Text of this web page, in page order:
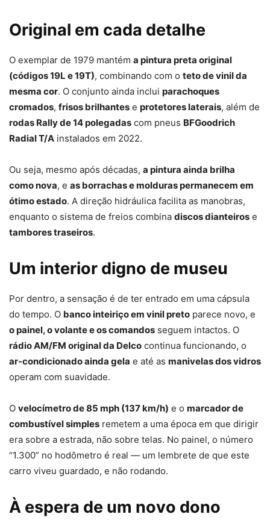
Original em cada detalhe
O exemplar de 1979 mantém a pintura preta original
(códigos 19L e 19T), combinando com o teto de vinil da
mesma cor. O conjunto ainda inclui parachoques
cromados, frisos brilhantes e protetores laterais, além de
rodas Rally de 14 polegadas com pneus BFGoodrich
Radial T/A instalados em 2022.
Ou seja, mesmo após décadas, a pintura ainda brilha
como nova, e as borrachas e molduras permanecem em
ótimo estado. A direção hidráulica facilita as manobras,
enquanto o sistema de freios combina discos dianteiros e
tambores traseiros.
Um interior digno de museu
Por dentro, a sensação é de ter entrado em uma cápsula
do tempo. O banco inteiriço em vinil preto parece novo, e
o painel, o volante e os comandos seguem intactos. O
rádio AM/FM original da Delco continua funcionando, o
ar-condicionado ainda gela e até as manivelas dos vidros
operam com suavidade.
O velocímetro de 85 mph (137 km/h) e o marcador de
combustível simples remetem a uma época em que dirigir
era sobre a estrada, não sobre telas. No painel, o número
“1.300” no hodômetro é real — um lembrete de que este
carro viveu guardado, e não rodando.
À espera de um novo dono